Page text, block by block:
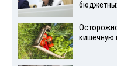
кишечную